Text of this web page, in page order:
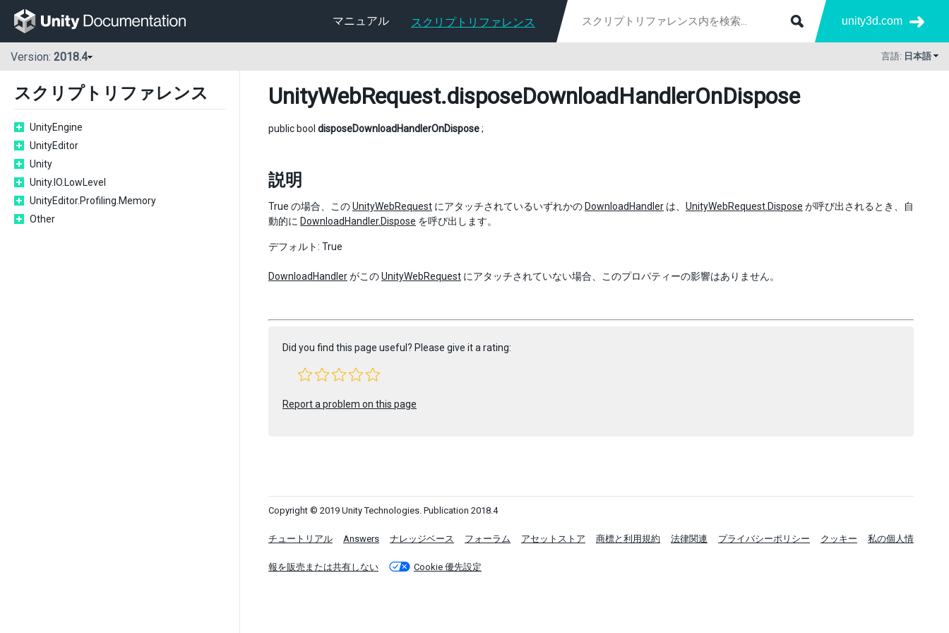
マニュアル スクリプトリファレンス unity3d.com
Version: 2018.4 言語: 日本語
スクリプトリファレンス
UnityEngine
UnityEditor
Unity
Unity.IO.LowLevel
UnityEditor.Profiling.Memory
Other
UnityWebRequest.disposeDownloadHandlerOnDispose
public bool disposeDownloadHandlerOnDispose;
説明
True の場合、このUnityWebRequest にアタッチされているいずれかの DownloadHandler は、 UnityWebRequest.Dispose が呼び出されるとき、自
動的に DownloadHandler.Dispose を呼び出します。
デフォルト: True
DownloadHandlerがこのUnityWebRequest にアタッチされていない場合、このプロパティーの影響はありません。
Did you find this page useful? Please give it a rating:
Report a problem on this page
Copyright © 2019 Unity Technologies. Publication 2018.4
チュートリアル Answers ナレッジベース フォーラム アセットストア 商標と利用規約 法律関連 プライバシーポリシー クッキー 私の個人情
報を販売または共有しない Cookie 優先設定